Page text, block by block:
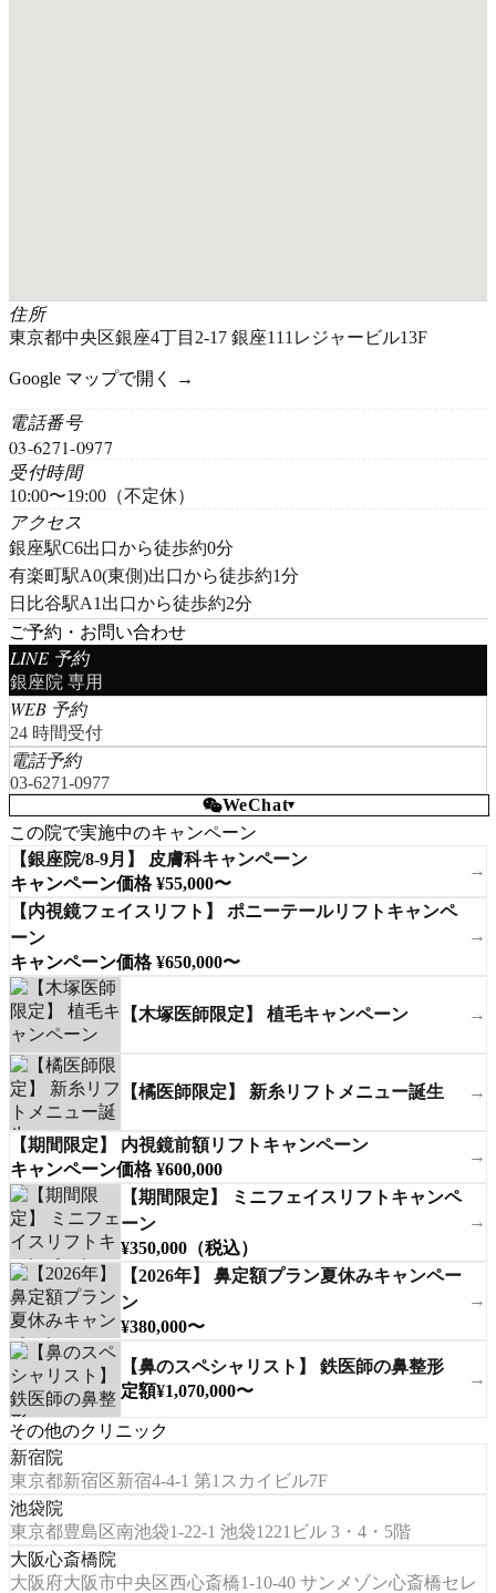
住所
東京都中央区銀座4丁目2-17 銀座111レジャービル13F
Google マップで開く →
電話番号
03-6271-0977
受付時間
10:00〜19:00（不定休）
アクセス
銀座駅C6出口から徒歩約0分
有楽町駅A0(東側)出口から徒歩約1分
日比谷駅A1出口から徒歩約2分
ご予約・お問い合わせ
LINE 予約
銀座院 専用
WEB 予約
24 時間受付
電話予約
03-6271-0977
WeChat▾
この院で実施中のキャンペーン
【銀座院/8-9月】 皮膚科キャンペーン
キャンペーン価格 ¥55,000〜
→
【内視鏡フェイスリフト】 ポニーテールリフトキャンペ
ーン
キャンペーン価格 ¥650,000〜
→
【木塚医師限定】 植毛キャンペーン →
【橘医師限定】 新糸リフトメニュー誕生 →
【期間限定】 内視鏡前額リフトキャンペーン
キャンペーン価格 ¥600,000
→
【期間限定】 ミニフェイスリフトキャンペ
ーン
¥350,000（税込）
→
【2026年】 鼻定額プラン夏休みキャンペー
ン
¥380,000〜
→
【鼻のスペシャリスト】 鉄医師の鼻整形
定額¥1,070,000〜
→
その他のクリニック
新宿院
東京都新宿区新宿4-4-1 第1スカイビル7F
池袋院
東京都豊島区南池袋1-22-1 池袋1221ビル 3・4・5階
大阪心斎橋院
大阪府大阪市中央区西心斎橋1-10-40 サンメゾン心斎橋セレ